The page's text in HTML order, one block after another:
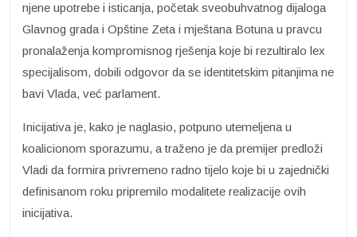
njene upotrebe i isticanja, početak sveobuhvatnog dijaloga
Glavnog grada i Opštine Zeta i mještana Botuna u pravcu
pronalaženja kompromisnog rješenja koje bi rezultiralo lex
specijalisom, dobili odgovor da se identitetskim pitanjima ne
bavi Vlada, već parlament.
Inicijativa je, kako je naglasio, potpuno utemeljena u
koalicionom sporazumu, a traženo je da premijer predloži
Vladi da formira privremeno radno tijelo koje bi u zajednički
definisanom roku pripremilo modalitete realizacije ovih
inicijativa.